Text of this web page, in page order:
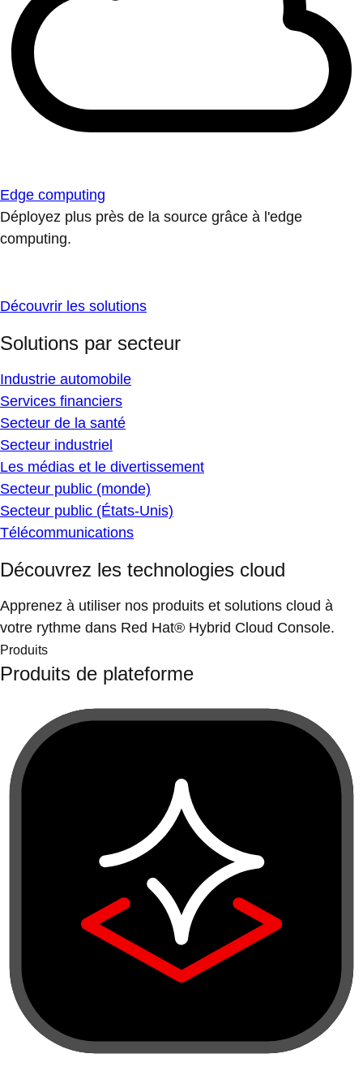
Edge computing
Déployez plus près de la source grâce à l'edge
computing.
Découvrir les solutions
Solutions par secteur
Industrie automobile
Services financiers
Secteur de la santé
Secteur industriel
Les médias et le divertissement
Secteur public (monde)
Secteur public (États-Unis)
Télécommunications
Découvrez les technologies cloud
Apprenez à utiliser nos produits et solutions cloud à
votre rythme dans Red Hat® Hybrid Cloud Console.
Produits
Produits de plateforme